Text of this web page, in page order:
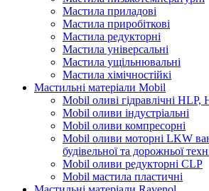
Мастила приладові
Мастила приробіткові
Мастила редукторні
Мастила універсальні
Мастила ущільнювальні
Мастила хімічностійкі
Мастильні матеріали Mobil
Mobil оливі гідравлічні
Mobil оливи індустріальні
Mobil оливи компресорні
Mobil оливи моторні LKW
будівельної та дорожньої
Mobil оливи редукторні CLP
Mobil мастила пластичні